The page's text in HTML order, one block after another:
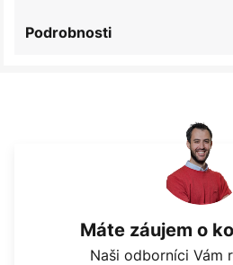
Podrobnosti
Máte záujem o
Naši odborníci Vám